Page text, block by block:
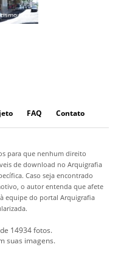
(22)
FAQ Contato
para que nenhum direito
de download no Arquigrafia
Caso seja encontrado
o autor entenda que afete
equipe do portal Arquigrafia
14934 fotos.
suas imagens.